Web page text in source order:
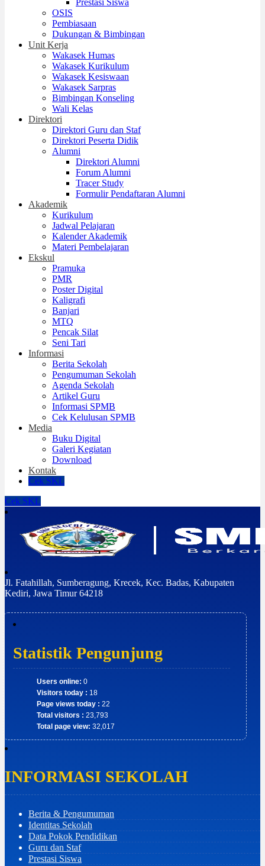
Prestasi Siswa
OSIS
Pembiasaan
Dukungan & Bimbingan
Unit Kerja
Wakasek Humas
Wakasek Kurikulum
Wakasek Kesiswaan
Wakasek Sarpras
Bimbingan Konseling
Wali Kelas
Direktori
Direktori Guru dan Staf
Direktori Peserta Didik
Alumni
Direktori Alumni
Forum Alumni
Tracer Study
Formulir Pendaftaran Alumni
Akademik
Kurikulum
Jadwal Pelajaran
Kalender Akademik
Materi Pembelajaran
Ekskul
Pramuka
PMR
Poster Digital
Kaligrafi
Banjari
MTQ
Pencak Silat
Seni Tari
Informasi
Berita Sekolah
Pengumuman Sekolah
Agenda Sekolah
Artikel Guru
Informasi SPMB
Cek Kelulusan SPMB
Media
Buku Digital
Galeri Kegiatan
Download
Kontak
Cek SKL
Cek SKL
Jl. Fatahillah, Sumberagung, Krecek, Kec. Badas, Kabupaten
Kediri, Jawa Timur 64218
Statistik Pengunjung
Users online: 0
Visitors today : 18
Page views today : 22
Total visitors : 23,793
Total page view: 32,017
INFORMASI SEKOLAH
Berita & Pengumuman
Identitas Sekolah
Data Pokok Pendidikan
Guru dan Staf
Prestasi Siswa